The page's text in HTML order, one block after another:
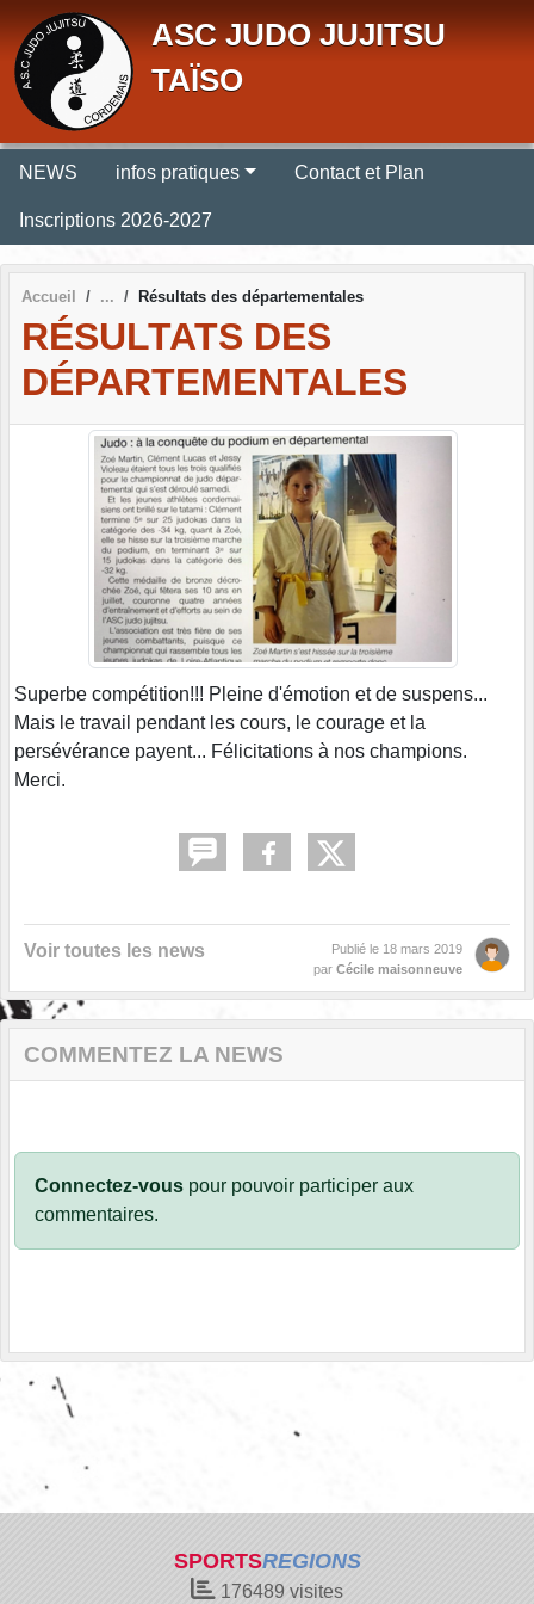
ASC JUDO JUJITSU
TAÏSO
NEWS infos pratiques Contact et Plan
Inscriptions 2026-2027
Accueil Résultats des départementales
RÉSULTATS DES
DÉPARTEMENTALES
Superbe compétition!!! Pleine d'émotion et de suspens...
Mais le travail pendant les cours, le courage et la
persévérance payent... Félicitations à nos champions.
Merci.
Voir toutes les news Publié le 18 mars 2019
par Cécile maisonneuve
COMMENTEZ LA NEWS
Connectez-vous pour pouvoir participer aux
commentaires.
SPORTSREGIONS
176489 visites
Panneau de gestion des cookies